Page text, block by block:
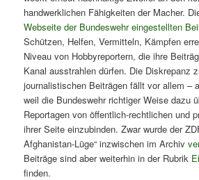
handwerklichen Fähigkeiten der Macher.
Webseite der Bundeswehr eingestellten
Schützen, Helfen, Vermitteln, Kämpfen
Niveau von Hobbyreportern, die ihre
Kanal ausstrahlen dürfen. Die Diskrepanz
journalistischen Beiträgen fällt vor allem –
weil die Bundeswehr richtiger Weise dazu
Reportagen von öffentlich-rechtlichen und
ihrer Seite einzubinden. Zwar wurde der
Afghanistan-Lüge“ inzwischen im Archiv
Beiträge sind aber weiterhin in der Rubrik
finden.